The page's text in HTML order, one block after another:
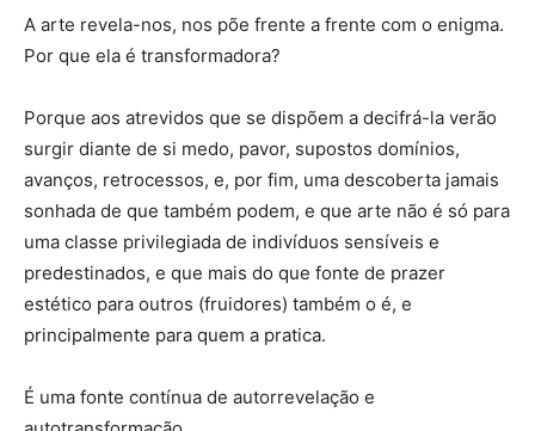
A arte revela-nos, nos põe frente a frente com o enigma.
Por que ela é transformadora?
Porque aos atrevidos que se dispõem a decifrá-la verão
surgir diante de si medo, pavor, supostos domínios,
avanços, retrocessos, e, por fim, uma descoberta jamais
sonhada de que também podem, e que arte não é só para
uma classe privilegiada de indivíduos sensíveis e
predestinados, e que mais do que fonte de prazer
estético para outros (fruidores) também o é, e
principalmente para quem a pratica.
É uma fonte contínua de autorrevelação e